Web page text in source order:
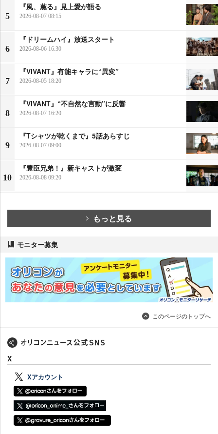
5
『風、薫る』見上愛が語る
2026-08-07 08:15
6
『ドリームハイ』放送スタート
2026-08-06 16:30
7
『VIVANT』有能キャラに“異変”
2026-08-05 18:20
8
『VIVANT』“不自然な言動”に反響
2026-08-07 16:20
9
『Tシャツが乾くまで』5話あらすじ
2026-08-07 09:00
10
『豊臣兄弟！』新キャストが激変
2026-08-08 09:20
もっと見る
モニター募集
このページのトップへ
X
Xアカウント